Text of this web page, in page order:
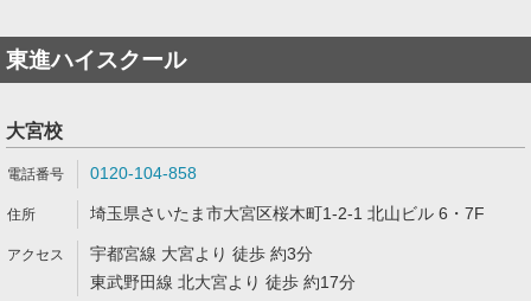
東進ハイスクール
大宮校
0120-104-858
埼玉県さいたま市大宮区桜木町1-2-1 北山ビル 6・7F
宇都宮線 大宮より 徒歩 約3分
東武野田線 北大宮より 徒歩 約17分